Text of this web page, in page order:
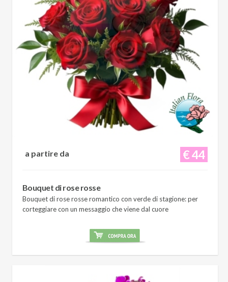
€ 44
a partire da
Bouquet di rose rosse
Bouquet di rose rosse romantico con verde di stagione: per
corteggiare con un messaggio che viene dal cuore